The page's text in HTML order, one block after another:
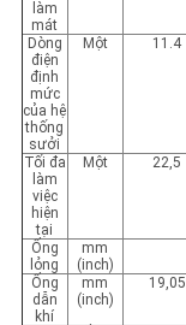
làm
mát
Dòng
điện
định
mức
của hệ
thống
sưởi
Một 11.4
Tối đa
làm
việc
hiện
tại
Một 22,5
Ống
lỏng
mm
(inch)
Ống
dẫn
khí
mm
(inch)
19,05